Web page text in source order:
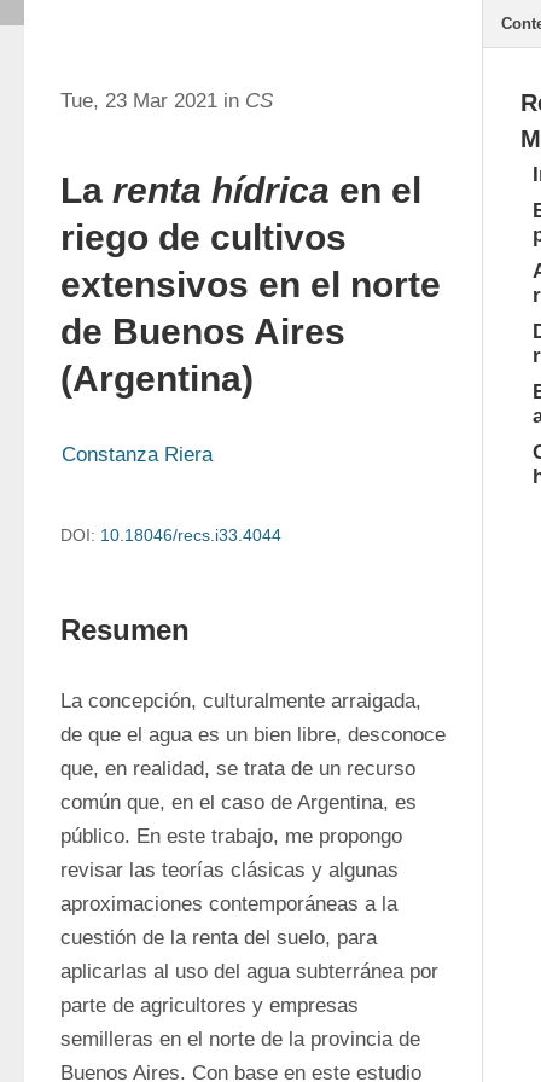
Tue, 23 Mar 2021 in CS
La renta hídrica en el
riego de cultivos
extensivos en el norte
de Buenos Aires
(Argentina)
Constanza Riera
DOI: 10.18046/recs.i33.4044
Resumen
La concepción, culturalmente arraigada,
de que el agua es un bien libre, desconoce
que, en realidad, se trata de un recurso
común que, en el caso de Argentina, es
público. En este trabajo, me propongo
revisar las teorías clásicas y algunas
aproximaciones contemporáneas a la
cuestión de la renta del suelo, para
aplicarlas al uso del agua subterránea por
parte de agricultores y empresas
semilleras en el norte de la provincia de
Buenos Aires. Con base en este estudio